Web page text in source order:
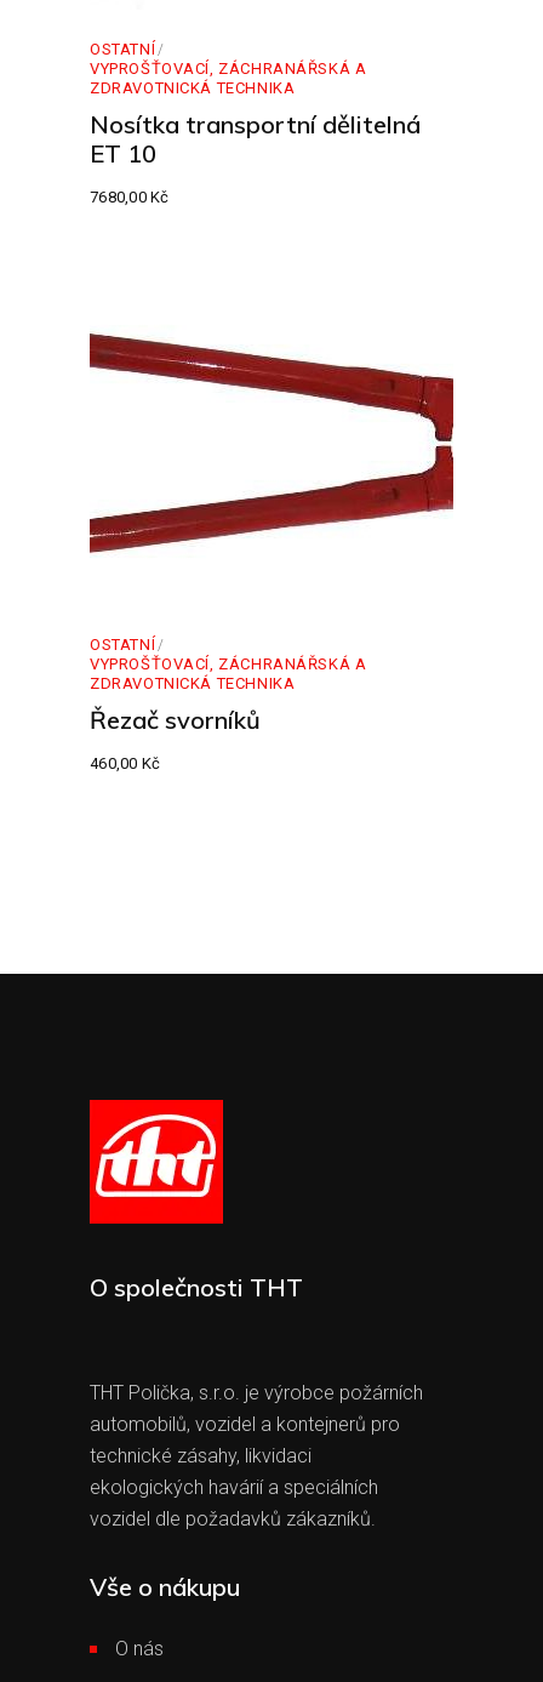
OSTATNÍ
VYPROŠŤOVACÍ, ZÁCHRANÁŘSKÁ A
ZDRAVOTNICKÁ TECHNIKA
Nosítka transportní dělitelná
ET 10
7680,00Kč
OSTATNÍ
VYPROŠŤOVACÍ, ZÁCHRANÁŘSKÁ A
ZDRAVOTNICKÁ TECHNIKA
Řezač svorníků
460,00 Kč
O společnosti THT
THT Polička, s.r.o. je výrobce požárních
automobilů, vozidel a kontejnerů pro
technické zásahy, likvidaci
ekologických havárií a speciálních
vozidel dle požadavků zákazníků.
Vše o nákupu
O nás